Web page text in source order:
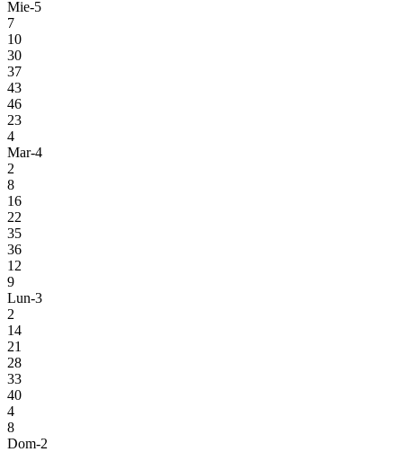
Mie-5
7
10
30
37
43
46
23
4
Mar-4
2
8
16
22
35
36
12
9
Lun-3
2
14
21
28
33
40
4
8
Dom-2